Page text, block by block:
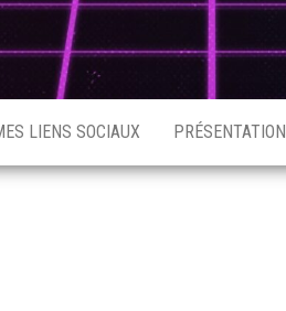
LIENS SOCIAUX PRÉSENTATION